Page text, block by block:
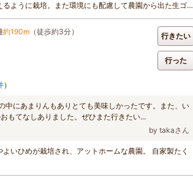
ように栽培。また環境にも配慮して農園から出た生ゴミ
約190m （徒歩約3分） 行きたい
行った
）
中にあまりんもありとても美味しかったです。また、い
もてなしありました。ぜひまた行きたい...
by takaさん
いひめが栽培され、アットホームな農園。 自家製たく